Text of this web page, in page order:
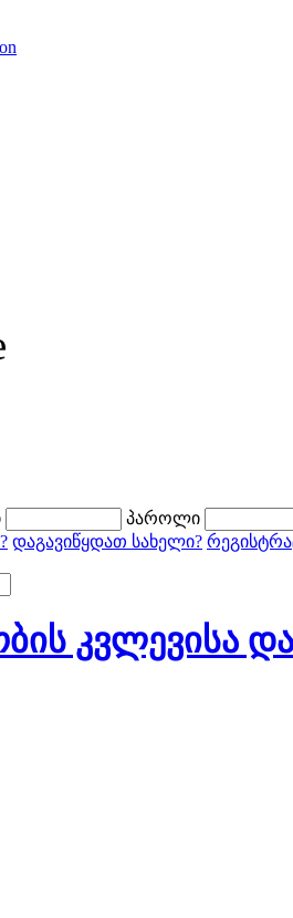
პაროლი
დაგავიწყდათ სახელი?
კვლევისა